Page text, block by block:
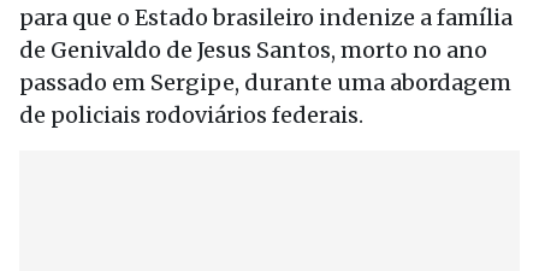
para que o Estado brasileiro indenize a família
de Genivaldo de Jesus Santos, morto no ano
passado em Sergipe, durante uma abordagem
de policiais rodoviários federais.